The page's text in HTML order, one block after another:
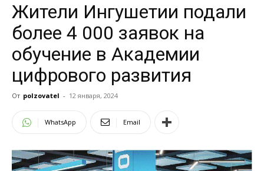
Жители Ингушетии подали
более 4 000 заявок на
обучение в Академии
цифрового развития
От polzovatel - 12 января, 2024
WhatsApp Email